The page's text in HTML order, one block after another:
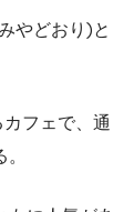
やどおり)と
フェで、通